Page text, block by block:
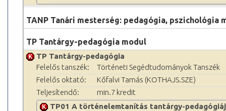
TANP Tanári mesterség: pedagógia, pszichológia
TP Tantárgy-pedagógia modul
TP Tantárgy-pedagógia
Felelős tanszék:
Történeti Segédtudományok Tanszék
Felelős oktató:
Kőfalvi Tamás (KOTHAJS.SZE)
Teljesítendő:
min.7 kredit
TP01 A történelemtanítás tantárgy-